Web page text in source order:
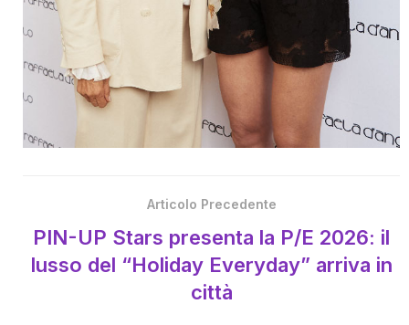
Articolo Precedente
PIN-UP Stars presenta la P/E 2026: il
lusso del “Holiday Everyday” arriva in
città